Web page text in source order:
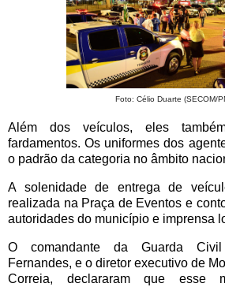
Foto: Célio Duarte (SECOM/
Além dos veículos, eles
fardamentos. Os uniformes dos
o padrão da categoria no âmbito
A solenidade de entrega de
realizada na Praça de Eventos e
autoridades do município e imprensa
O comandante da Guarda
Fernandes, e o diretor executivo de
Correia, declararam que esse